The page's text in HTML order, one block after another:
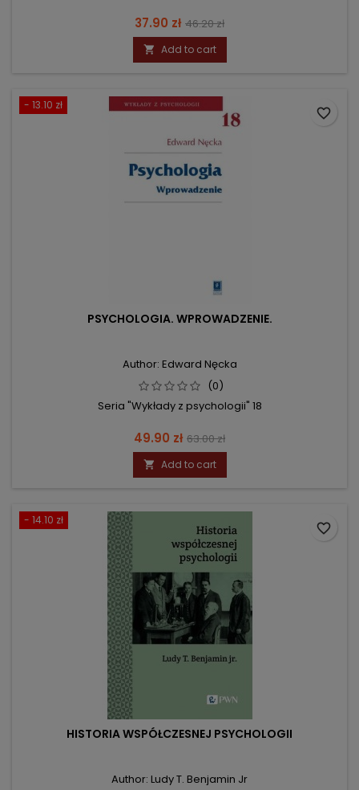
Price
37.90 zł Regular
price
46.20 zł
 Add to cart
- 13.10 zł
PSYCHOLOGIA. WPROWADZENIE.
Author: Edward Nęcka
(0)
Seria "Wykłady z psychologii" 18
Price
49.90 zł Regular
price
63.00 zł
 Add to cart
favorite_border
- 14.10 zł
HISTORIA WSPÓŁCZESNEJ PSYCHOLOGII
Author: Ludy T. Benjamin Jr
favorite_border